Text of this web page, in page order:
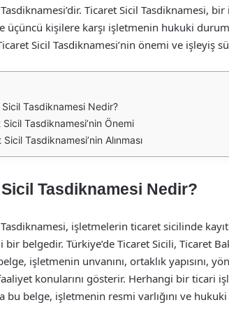
Ticaret Sicil Tasdiknamesi,
üçüncü kişilere karşı işletmenin hukuki
Sicil Tasdiknamesi’nin önemi ve işleyiş
Tasdiknamesi Nedir?
Tasdiknamesi’nin Önemi
Tasdiknamesi’nin Alınması
Tasdiknamesi Nedir?
işletmelerin ticaret sicilinde
bir belgedir. Türkiye’de Ticaret Sicili, Ticaret
işletmenin unvanını, ortaklık yapısını,
konularını gösterir. Herhangi bir ticari
bu belge, işletmenin resmi varlığını ve